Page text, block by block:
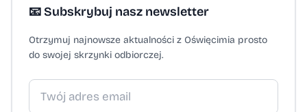
strażnicy z Straży Miejskiej w Kętach.
udział ponad tysiąc osób. W jednym roku
przy jednym stole zasiedli przedszkolaki,
uczniowie, dorośli i seniorzy, a każdy z nich
usłyszał konkretne wskazówki dopasowane
📧 Subskrybuj nasz newsletter
Otrzymuj najnowsze aktualności z Oświęcimia prosto
do swojej skrzynki odbiorczej.